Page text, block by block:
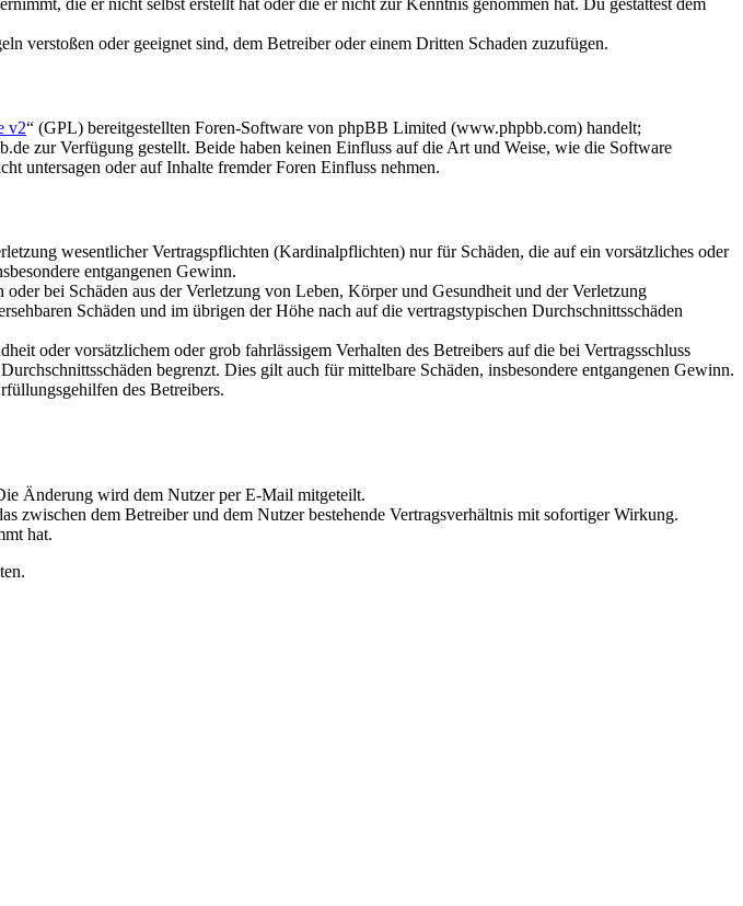
verstoßen oder geeignet sind, dem Betreiber oder einem Dritten Schaden zuzufügen.
v2“ (GPL) bereitgestellten Foren-Software von phpBB Limited (www.phpbb.com) handelt;
zur Verfügung gestellt. Beide haben keinen Einfluss auf die Art und Weise, wie die Software
untersagen oder auf Inhalte fremder Foren Einfluss nehmen.
wesentlicher Vertragspflichten (Kardinalpflichten) nur für Schäden, die auf ein vorsätzliches oder
entgangenen Gewinn.
bei Schäden aus der Verletzung von Leben, Körper und Gesundheit und der Verletzung
Schäden und im übrigen der Höhe nach auf die vertragstypischen Durchschnittsschäden
oder vorsätzlichem oder grob fahrlässigem Verhalten des Betreibers auf die bei Vertragsschluss
begrenzt. Dies gilt auch für mittelbare Schäden, insbesondere entgangenen Gewinn.
des Betreibers.
Änderung wird dem Nutzer per E-Mail mitgeteilt.
zwischen dem Betreiber und dem Nutzer bestehende Vertragsverhältnis mit sofortiger Wirkung.
hat.